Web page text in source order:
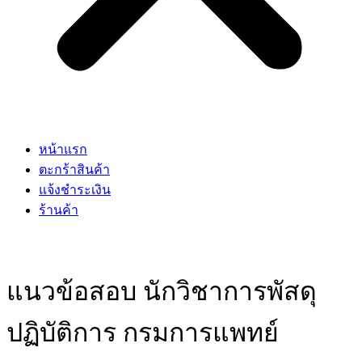
หน้าแรก
ตะกร้าสินค้า
แจ้งชำระเงิน
ร้านค้า
แนวข้อสอบ นักวิชาการพัสดุ
ปฏิบัติการ กรมการแพทย์